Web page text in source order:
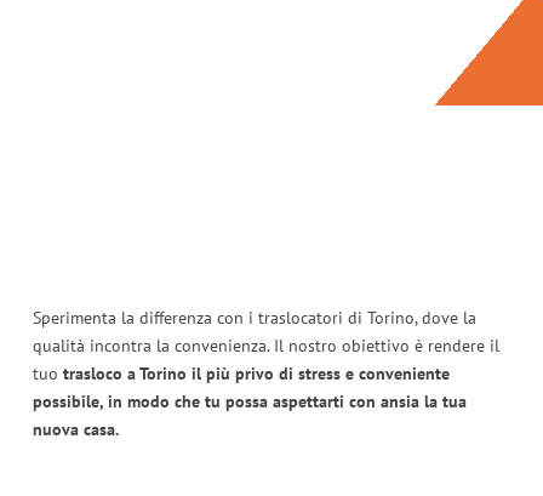
Sperimenta la differenza con i traslocatori di Torino, dove la
qualità incontra la convenienza. Il nostro obiettivo è rendere il
tuo trasloco a Torino il più privo di stress e conveniente
possibile, in modo che tu possa aspettarti con ansia la tua
nuova casa.